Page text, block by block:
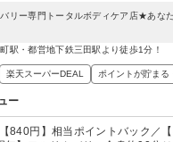
リー専門トータルボディケア店★あな
駅・都営地下鉄三田駅より徒歩1分！
楽天スーパーDEAL ポイントが貯まる
ー
840円】相当ポイントバック／